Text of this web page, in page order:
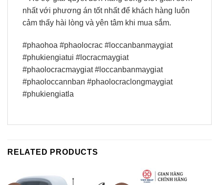
nhất với phương án tốt nhất để khách hàng luôn
cảm thấy hài lòng và yên tâm khi mua sắm.
#phaohoa #phaolocrac #loccanbanmaygiat
#phukiengiatui #locracmaygiat
#phaolocracmaygiat #loccanbanmaygiat
#phaoloccannban #phaolocraclongmaygiat
#phukiengiatla
RELATED PRODUCTS